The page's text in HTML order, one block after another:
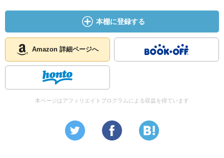
本棚に登録する
Amazon 詳細ページへ
本ページはアフィリエイトプログラムによる収益を得ています